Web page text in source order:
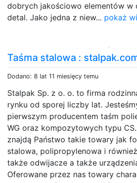
dobrych jakościowo elementów w
detal. Jako jedna z niew... pokaż
Taśma stalowa :
Dodano: 8 lat 11 miesięcy temu
Stalpak Sp. z o. o. to firma
rynku od sporej liczby lat.
pierwszym producentem taśm
WG oraz kompozytowych typu
znajdą Państwo takie towary jak
stalowa, polipropylenowa i
także odwijacze a także
Oferowane przez nas towary